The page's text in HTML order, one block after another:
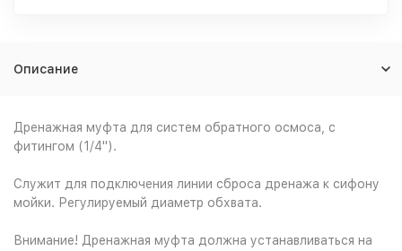
Описание
Дренажная муфта для систем обратного осмоса, с
фитингом (1/4").
Служит для подключения линии сброса дренажа к сифону
мойки. Регулируемый диаметр обхвата.
Внимание! Дренажная муфта должна устанавливаться на